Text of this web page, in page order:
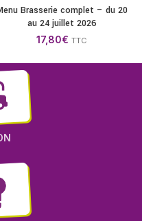
Brasserie complet – du 20
au 24 juillet 2026
17,80€ TTC